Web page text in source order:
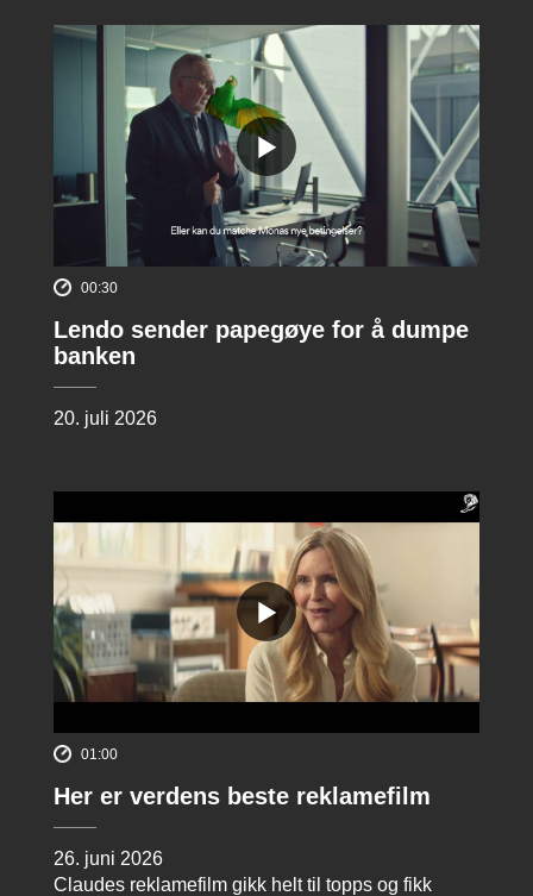
00:30
Lendo sender papegøye for å dumpe
banken
20. juli 2026
01:00
Her er verdens beste reklamefilm
26. juni 2026
Claudes reklamefilm gikk helt til topps og fikk